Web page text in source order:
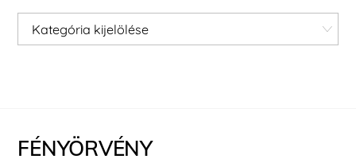
Kategóriák
FÉNYÖRVÉNY